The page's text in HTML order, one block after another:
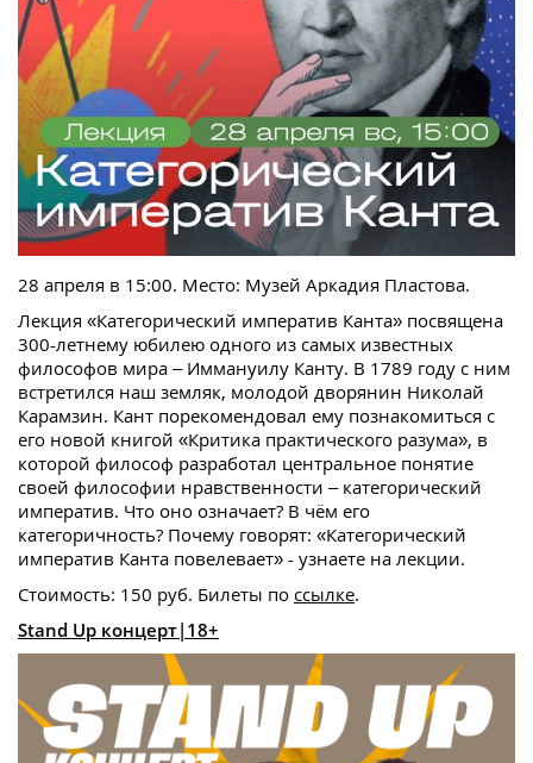
28 апреля в 15:00. Место: Музей Аркадия Пластова.
Лекция «Категорический императив Канта» посвящена
300-летнему юбилею одного из самых известных
философов мира – Иммануилу Канту. В 1789 году с ним
встретился наш земляк, молодой дворянин Николай
Карамзин. Кант порекомендовал ему познакомиться с
его новой книгой «Критика практического разума», в
которой философ разработал центральное понятие
своей философии нравственности – категорический
императив. Что оно означает? В чём его
категоричность? Почему говорят: «Категорический
императив Канта повелевает» - узнаете на лекции.
Стоимость: 150 руб. Билеты по ссылке.
Stand Up концерт|18+